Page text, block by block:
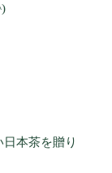
本茶を贈り